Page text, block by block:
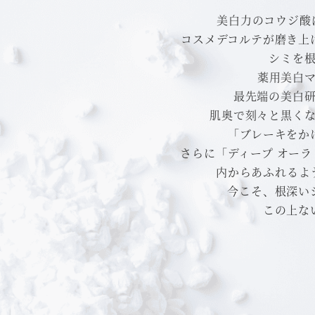
美白力のコウジ
コスメデコルテが磨き
シミを
薬用美白
最先端の美白
肌奥で刻々と黒く
「ブレーキを
さらに「ディープ オー
内からあふれる
今こそ、根深い
この上